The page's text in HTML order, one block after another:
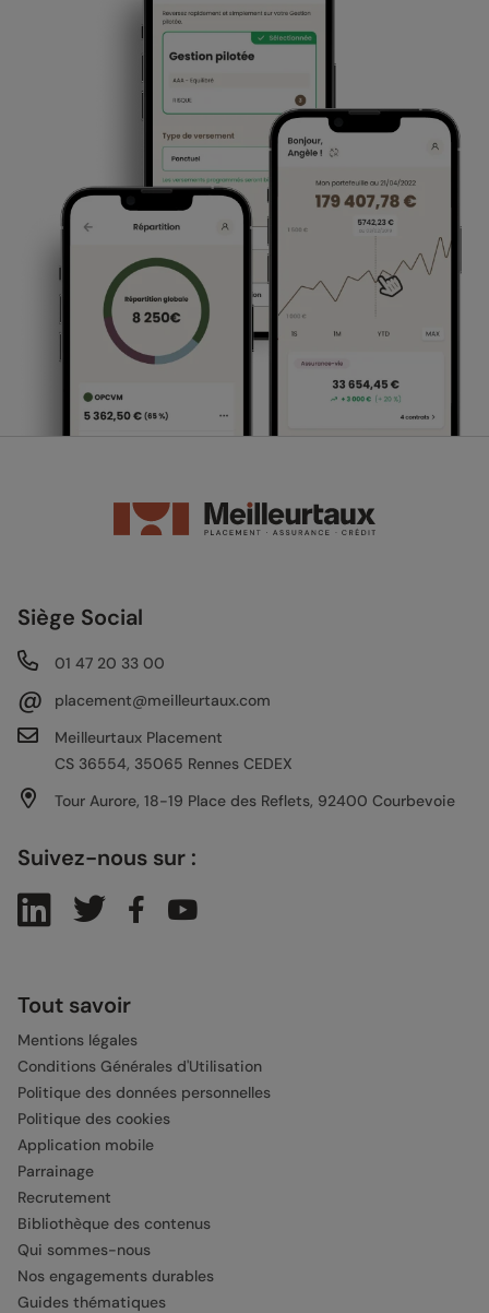
Siège Social
01 47 20 33 00
@
placement@meilleurtaux.com
Meilleurtaux Placement
CS 36554, 35065 Rennes CEDEX
Tour Aurore, 18-19 Place des Reflets, 92400 Courbevoie
Suivez-nous sur :
Tout savoir
Mentions légales
Conditions Générales d'Utilisation
Politique des données personnelles
Politique des cookies
Application mobile
Parrainage
Recrutement
Bibliothèque des contenus
Qui sommes-nous
Nos engagements durables
Guides thématiques